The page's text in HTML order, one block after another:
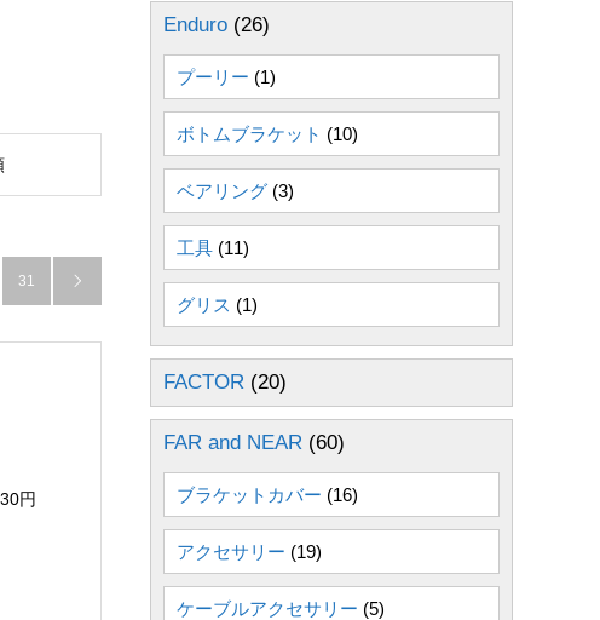
31 
円
Enduro (26)
プーリー (1)
ボトムブラケット (10)
ベアリング (3)
工具 (11)
グリス (1)
FACTOR (20)
FAR and NEAR (60)
ブラケットカバー (16)
アクセサリー (19)
ケーブルアクセサリー (5)